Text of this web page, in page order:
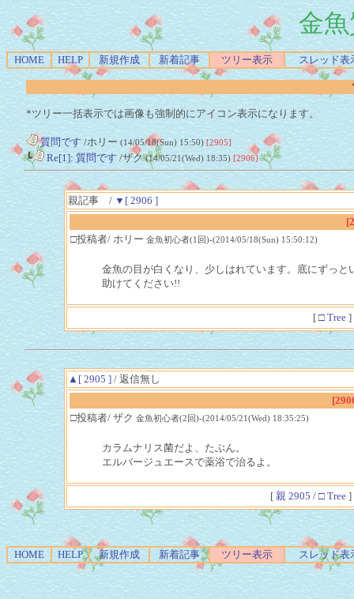
金
HOME HELP 新規作成 新着記事 ツリー表示 スレッド表
*ツリー一括表示では画像も強制的にアイコン表示になります。
質問です /ホリー (14/05/18(Sun) 15:50) [2905]
┗ Re[1]: 質問です /ザク(14/05/21(Wed) 18:35) [2906]
親記事 / ▼[ 2906 ]
□投稿者/ ホリー 金魚初心者(1回)-(2014/05/18(Sun) 15:50:12)
金魚の目が白くなり、少しはれています。底にずっ
助けてください!!
[ □ Tree]
▲[ 2905 ]/ 返信無し
□投稿者/ ザク 金魚初心者(2回)-(2014/05/21(Wed) 18:35:25)
カラムナリス菌だよ、たぶん。
エルバージュエースで薬浴で治るよ。
[ 親 2905 / □ Tree]
HOME HELP 新規作成 新着記事 ツリー表示 スレッド表